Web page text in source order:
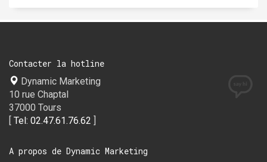
Contacter la hotline
Dynamic Marketing
10 rue Chaptal
37000 Tours
[ Tel: 02.47.61.76.62 ]
A propos de Dynamic Marketing